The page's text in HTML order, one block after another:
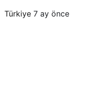
Türkiye 7 ay önce